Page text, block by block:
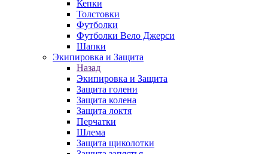
Кепки
Толстовки
Футболки
Футболки Вело Джерси
Шапки
Экипировка и Защита
Назад
Экипировка и Защита
Защита голени
Защита колена
Защита локтя
Перчатки
Шлема
Защита щиколотки